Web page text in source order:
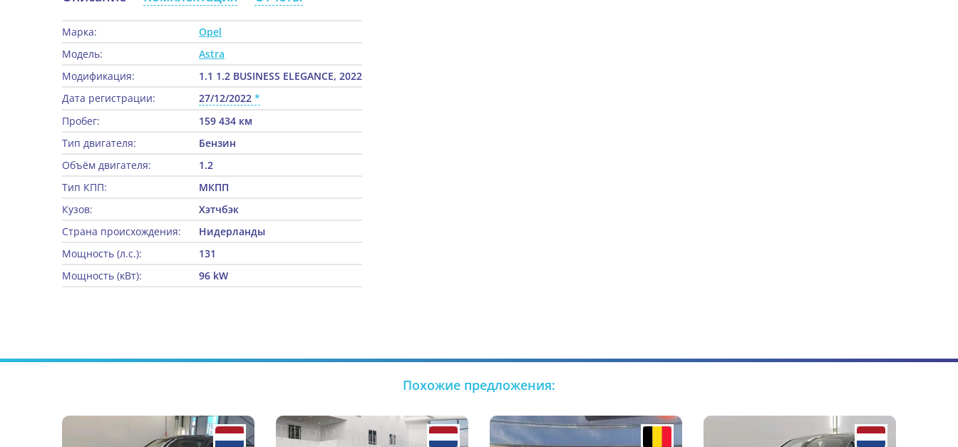
Марка:
Opel
Модель:
Astra
Модификация:
1.1 1.2 BUSINESS ELEGANCE, 2022
Дата регистрации:
27/12/2022
Пробег:
159 434 км
Тип двигателя:
Бензин
Объём двигателя:
1.2
Тип КПП:
МКПП
Кузов:
Хэтчбэк
Страна происхождения:
Нидерланды
Мощность (л.с.):
131
Мощность (кВт):
96 kW
Похожие предложения: